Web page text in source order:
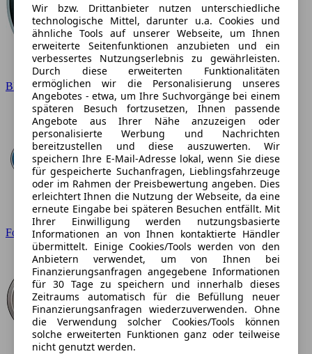
BMW
Ford
Wir bzw. Drittanbieter nutzen unterschiedliche
technologische Mittel, darunter u.a. Cookies und
ähnliche Tools auf unserer Webseite, um Ihnen
erweiterte Seitenfunktionen anzubieten und ein
verbessertes Nutzungserlebnis zu gewährleisten.
Durch diese erweiterten Funktionalitäten
ermöglichen wir die Personalisierung unseres
Angebotes - etwa, um Ihre Suchvorgänge bei einem
späteren Besuch fortzusetzen, Ihnen passende
Angebote aus Ihrer Nähe anzuzeigen oder
personalisierte Werbung und Nachrichten
bereitzustellen und diese auszuwerten. Wir
speichern Ihre E-Mail-Adresse lokal, wenn Sie diese
für gespeicherte Suchanfragen, Lieblingsfahrzeuge
oder im Rahmen der Preisbewertung angeben. Dies
erleichtert Ihnen die Nutzung der Webseite, da eine
erneute Eingabe bei späteren Besuchen entfällt. Mit
Ihrer Einwilligung werden nutzungsbasierte
Informationen an von Ihnen kontaktierte Händler
übermittelt. Einige Cookies/Tools werden von den
Anbietern verwendet, um von Ihnen bei
Finanzierungsanfragen angegebene Informationen
für 30 Tage zu speichern und innerhalb dieses
Zeitraums automatisch für die Befüllung neuer
Finanzierungsanfragen wiederzuverwenden. Ohne
die Verwendung solcher Cookies/Tools können
solche erweiterten Funktionen ganz oder teilweise
nicht genutzt werden.